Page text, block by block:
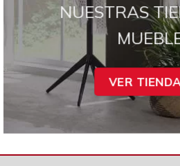
NUESTRAS
VER